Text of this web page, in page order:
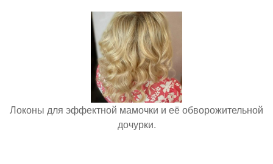
Локоны для эффектной мамочки и её обворожительной
дочурки.